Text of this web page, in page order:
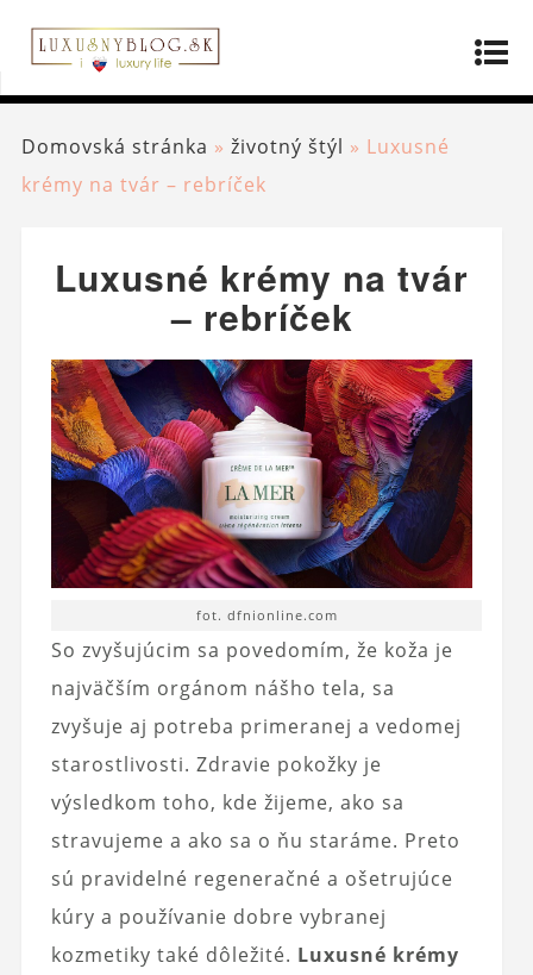
Domovská stránka » životný štýl » Luxusné
krémy na tvár – rebríček
Luxusné krémy na tvár
– rebríček
fot. dfnionline.com
So zvyšujúcim sa povedomím, že koža je
najväčším orgánom nášho tela, sa
zvyšuje aj potreba primeranej a vedomej
starostlivosti. Zdravie pokožky je
výsledkom toho, kde žijeme, ako sa
stravujeme a ako sa o ňu staráme. Preto
sú pravidelné regeneračné a ošetrujúce
kúry a používanie dobre vybranej
kozmetiky také dôležité. Luxusné krémy